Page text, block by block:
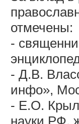
отмечены:
-
- Д.В.
инфо»,
- Е.О.
науки РФ,